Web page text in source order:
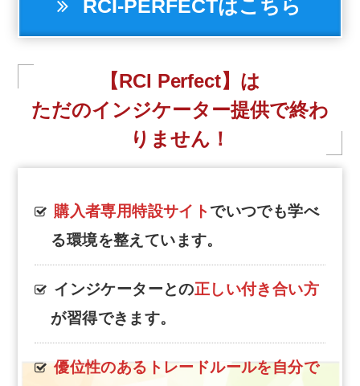
RCI-PERFECTはこちら
【RCI Perfect】は
ただのインジケーター提供で終わ
りません！
購入者専用特設サイトでいつでも学べ
る環境を整えています。
インジケーターとの正しい付き合い方
が習得できます。
優位性のあるトレードルールを自分で